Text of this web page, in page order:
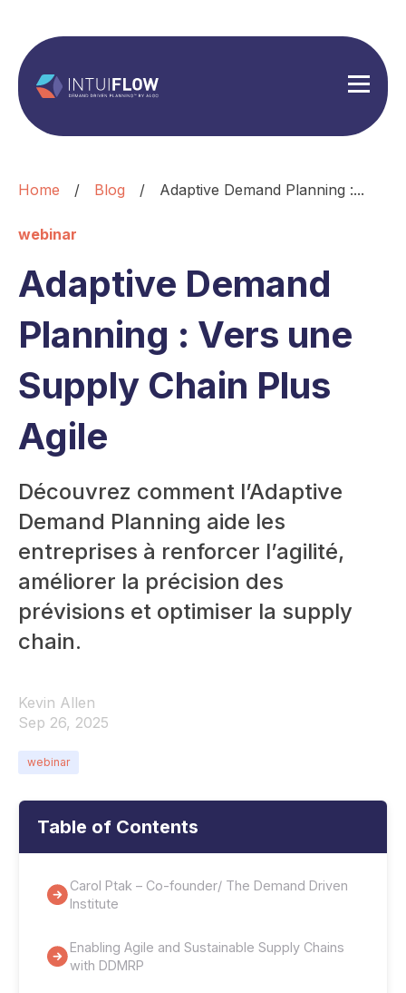
Home / Blog / Adaptive Demand Planning :...
webinar
Adaptive Demand
Planning : Vers une
Supply Chain Plus
Agile
Découvrez comment l’Adaptive
Demand Planning aide les
entreprises à renforcer l’agilité,
améliorer la précision des
prévisions et optimiser la supply
chain.
Kevin Allen
Sep 26, 2025
webinar
Table of Contents
Carol Ptak – Co-founder/ The Demand Driven
Institute
Enabling Agile and Sustainable Supply Chains
with DDMRP